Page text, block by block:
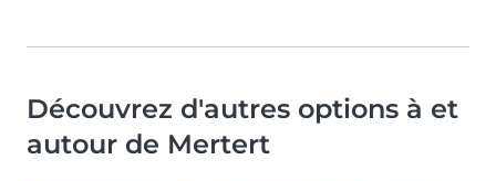
Découvrez d'autres options à et
autour de Mertert